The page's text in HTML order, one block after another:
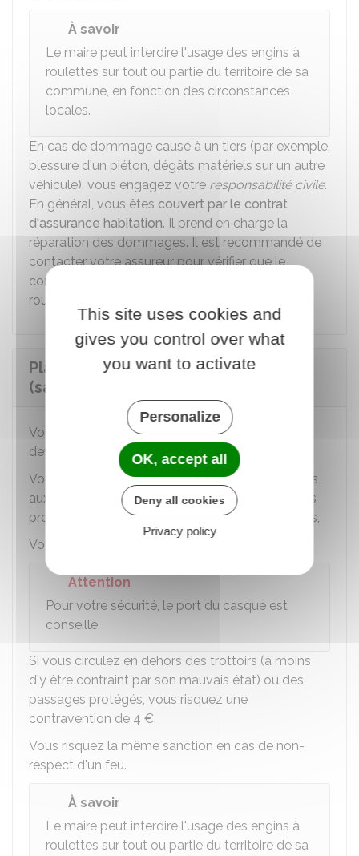
À savoir
Le maire peut interdire l'usage des engins à
roulettes sur tout ou partie du territoire de sa
commune, en fonction des circonstances
locales.
En cas de dommage causé à un tiers (par exemple,
blessure d'un piéton, dégâts matériels sur un autre
véhicule), vous engagez votre responsabilité civile.
En général, vous êtes couvert par le contrat
d'assurance habitation. Il prend en charge la
réparation des dommages. Il est recommandé de
contacter votre assureur pour vérifier que le
contrat n'exclut pas la garantie pour les sports à
roulettes.
Planche à roulettes ou skateboard
(sans moteur)
Vous êtes considéré comme un piéton. Vous
devez donc circuler sur les trottoirs.
Vous devez respecter les feux tricolores réservés
aux piétons. Vous devez emprunter les passages
protégés lorsqu'il en existe à moins de 50 mètres,
Vous devez rouler à allure modérée (6 km/h).
Attention
Pour votre sécurité, le port du casque est
conseillé.
Si vous circulez en dehors des trottoirs (à moins
d'y être contraint par son mauvais état) ou des
passages protégés, vous risquez une
contravention de 4 €.
Vous risquez la même sanction en cas de non-
respect d'un feu.
À savoir
Le maire peut interdire l'usage des engins à
roulettes sur tout ou partie du territoire de sa
This site uses cookies and
gives you control over what
you want to activate
Personalize
OK, accept all
Deny all cookies
Privacy policy